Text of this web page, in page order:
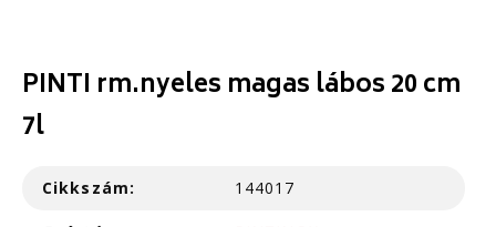
PINTI rm.nyeles magas lábos 20 cm
7l
Cikkszám: 144017